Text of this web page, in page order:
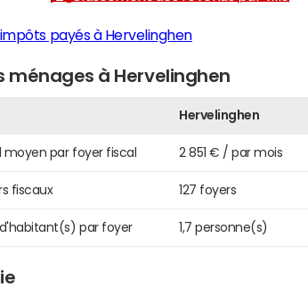
impôts payés à Hervelinghen
ménages à Hervelinghen
Hervelinghen
moyen par foyer fiscal 2 851 € / par mois
fiscaux 127 foyers
par foyer 1,7 personne(s)